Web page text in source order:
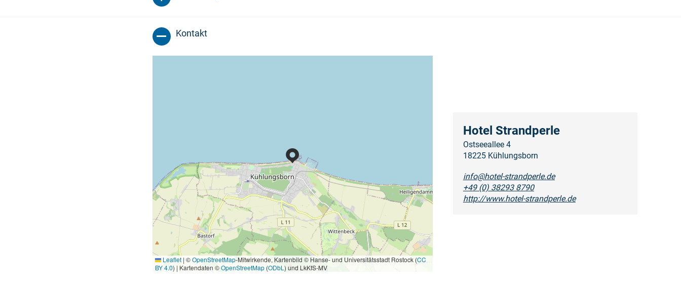
Kontakt
Leaflet | ©OpenStreetMap-Mitwirkende, Kartenbild © Hanse- und Universitätsstadt Rostock (CC
BY 4.0) | Kartendaten ©OpenStreetMap(ODbL ) und LkKfS-MV
Hotel Strandperle
Ostseeallee 4
18225 Kühlungsborn
info@hotel-strandperle.de
+49 (0) 38293 8790
http://www.hotel-strandperle.de